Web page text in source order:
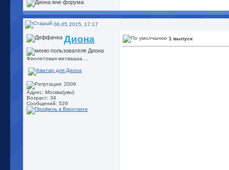
06.05.2015, 17:17
Диона
Фиолетовая метваааа....
Адрес: Москва(увы)
Возраст: 34
Сообщений: 529
1 выпуск